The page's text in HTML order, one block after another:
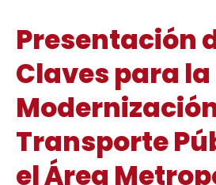
Presentación
Claves para la
Transporte
el Área